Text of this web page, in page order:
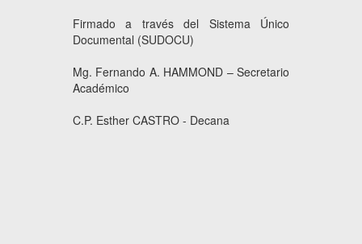
Firmado a través del Sistema Único
Documental (SUDOCU)
Mg. Fernando A. HAMMOND – Secretario
Académico
C.P. Esther CASTRO - Decana